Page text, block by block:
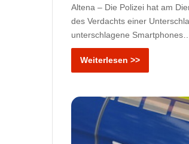
Altena – Die Polizei hat am
des Verdachts einer
unterschlagene
Weiterlesen >>